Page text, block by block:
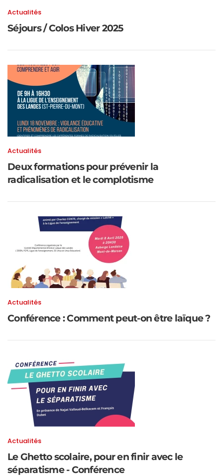
Actualités
Séjours / Colos Hiver 2025
Actualités
Deux formations pour prévenir la
radicalisation et le complotisme
Actualités
Conférence : Comment peut-on être laïque ?
Actualités
Le Ghetto scolaire, pour en finir avec le
séparatisme - Conférence